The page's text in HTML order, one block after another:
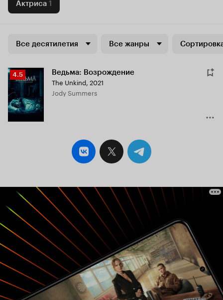
Актриса 1
Все десятилетия Все жанры
Рейтинг
Кинопоиска
4.5
4.5 Ведьма: Возрождение
The Unkind, 2021
Jody Summers